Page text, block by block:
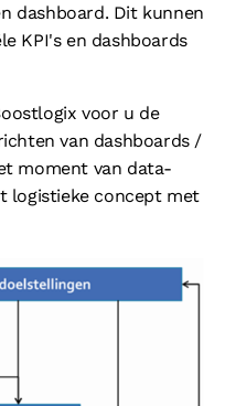
dashboard. Dit kunnen
KPI's en dashboards
voor u de
van dashboards /
moment van data-
logistieke concept met